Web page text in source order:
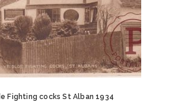
Fighting cocks St Alban 1934